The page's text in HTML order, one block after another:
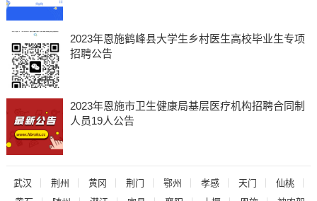
2023年恩施鹤峰县大学生乡村医生高校毕业生专项
招聘公告
2023年恩施市卫生健康局基层医疗机构招聘合同制
人员19人公告
武汉 荆州 黄冈 荆门 鄂州 孝感 天门
仙桃